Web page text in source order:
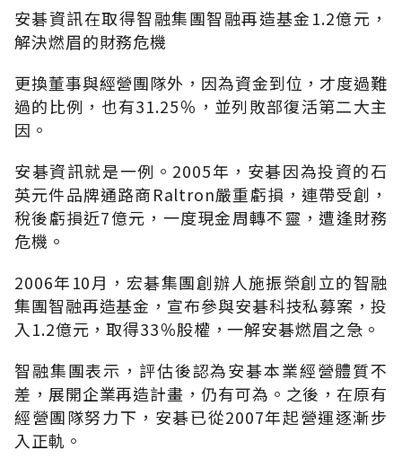
安碁資訊在取得智融集團智融再造基金1.2億元，
解決燃眉的財務危機
更換董事與經營團隊外，因為資金到位，才度過難
過的比例，也有31.25％，並列敗部復活第二大主
因。
安碁資訊就是一例。2005年，安碁因為投資的石
英元件品牌通路商Raltron嚴重虧損，連帶受創，
稅後虧損近7億元，一度現金周轉不靈，遭逢財務
危機。
2006年10月，宏碁集團創辦人施振榮創立的智融
集團智融再造基金，宣布參與安碁科技私募案，投
入1.2億元，取得33％股權，一解安碁燃眉之急。
智融集團表示，評估後認為安碁本業經營體質不
差，展開企業再造計畫，仍有可為。之後，在原有
經營團隊努力下，安碁已從2007年起營運逐漸步
入正軌。